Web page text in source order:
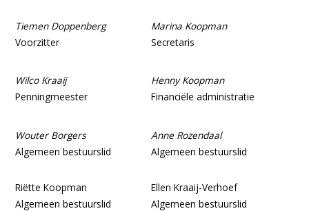
Tiemen Doppenberg
Voorzitter
Marina Koopman
Secretaris
Wilco Kraaij
Penningmeester
Henny Koopman
Financiële administratie
Wouter Borgers
Algemeen bestuurslid
Anne Rozendaal
Algemeen bestuurslid
Riëtte Koopman
Algemeen bestuurslid
Ellen Kraaij-Verhoef
Algemeen bestuurslid